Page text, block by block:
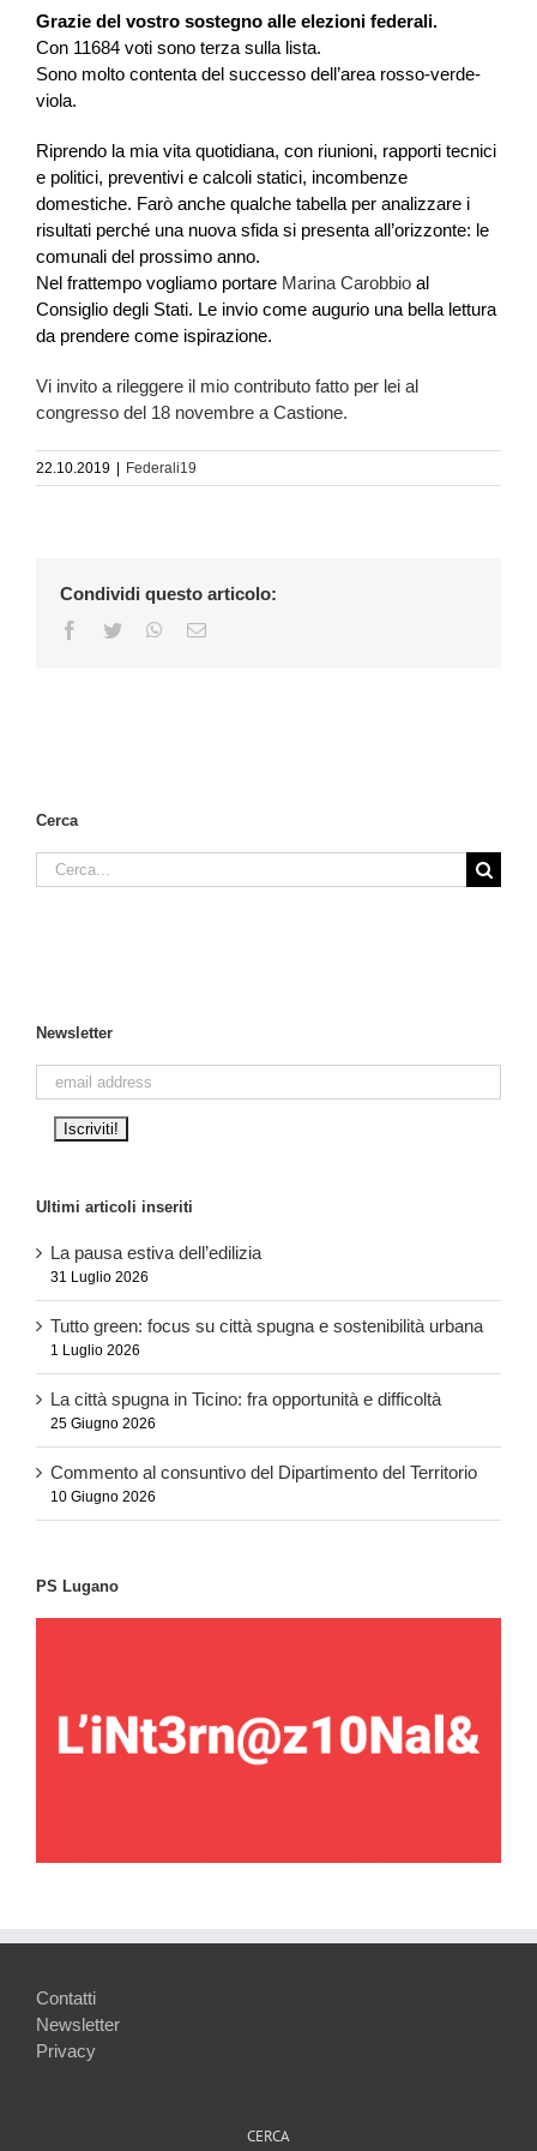
Grazie del vostro sostegno alle elezioni federali.
Con 11684 voti sono terza sulla lista.
Sono molto contenta del successo dell’area rosso-verde-
viola.
Riprendo la mia vita quotidiana, con riunioni, rapporti tecnici
e politici, preventivi e calcoli statici, incombenze
domestiche. Farò anche qualche tabella per analizzare i
risultati perché una nuova sfida si presenta all’orizzonte: le
comunali del prossimo anno.
Nel frattempo vogliamo portare Marina Carobbio al
Consiglio degli Stati. Le invio come augurio una bella lettura
da prendere come ispirazione.
Vi invito a rileggere il mio contributo fatto per lei al
congresso del 18 novembre a Castione.
22.10.2019 | Federali19
Condividi questo articolo:
Facebook
Twitter WhatsApp
Email
Cerca
Cerca
per:
Newsletter
Ultimi articoli inseriti
La pausa estiva dell’edilizia
31 Luglio 2026
Tutto green: focus su città spugna e sostenibilità urbana
1 Luglio 2026
La città spugna in Ticino: fra opportunità e difficoltà
25 Giugno 2026
Commento al consuntivo del Dipartimento del Territorio
10 Giugno 2026
PS Lugano
Contatti
Newsletter
Privacy
CERCA